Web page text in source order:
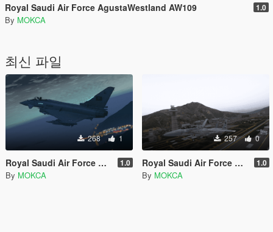
Royal Saudi Air Force AgustaWestland AW109 1.0
By MOKCA
최신 파일
268 1
Royal Saudi Air Force Eurofighter Typhoon 1.0
By MOKCA
257 0
Royal Saudi Air Force F-15S Strike Eagle 1.0
By MOKCA